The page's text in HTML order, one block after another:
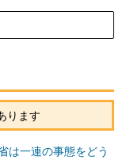
ります
は一連の事態をどう